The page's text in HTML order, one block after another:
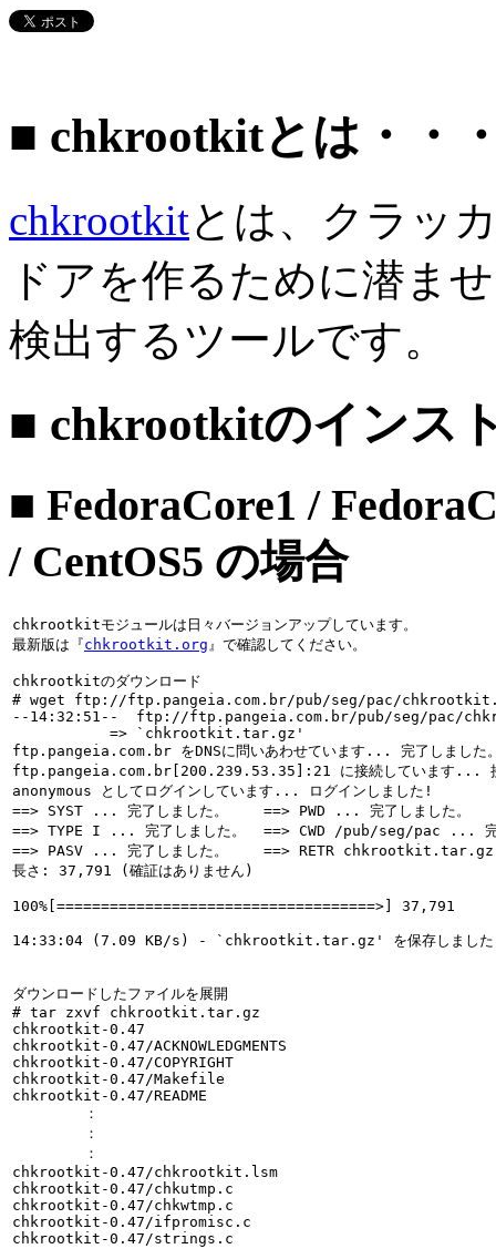
■ chkrootkitとは・・
chkrootkitとは、クラッ
ドアを作るために潜ま
検出するツールです。
■ chkrootkitのインス
■ FedoraCore1 /
/ CentOS5 の場合
chkrootkitモジュールは日々バージョンアップしています。
最新版は『chkrootkit.org』で確認してください。
chkrootkitのダウンロード
# wget ftp://ftp.pangeia.com.br/pub/seg/pac/
--14:32:51--  ftp://ftp.pangeia.com.br/pub/seg/pac/
           => `chkrootkit.tar.gz'
ftp.pangeia.com.br をDNSに問いあわせています... 完了しました
ftp.pangeia.com.br[200.239.53.35]:21 に接続しています... 接
anonymous としてログインしています... ログインしました!
==> SYST ... 完了しました。    ==> PWD ... 完了しました。
==> TYPE I ... 完了しました。  ==> CWD /pub/seg/pac ... 完
==> PASV ... 完了しました。    ==> RETR chkrootkit.tar.gz
長さ: 37,791 (確証はありません)
100%[====================================>]
14:33:04 (7.09 KB/s) - `chkrootkit.tar.gz' を保存しまし
ダウンロードしたファイルを展開
# tar zxvf chkrootkit.tar.gz
chkrootkit-0.47
chkrootkit-0.47/ACKNOWLEDGMENTS
chkrootkit-0.47/COPYRIGHT
chkrootkit-0.47/Makefile
chkrootkit-0.47/README
：
：
：
chkrootkit-0.47/chkrootkit.lsm
chkrootkit-0.47/chkutmp.c
chkrootkit-0.47/chkwtmp.c
chkrootkit-0.47/ifpromisc.c
chkrootkit-0.47/strings.c